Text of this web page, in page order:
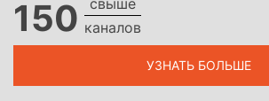
150
свыше
каналов
УЗНАТЬ БОЛЬШЕ